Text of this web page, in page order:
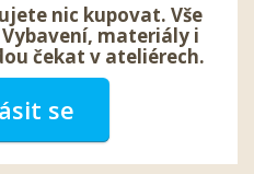
nic kupovat. Vše
materiály i
čekat v ateliérech.
se